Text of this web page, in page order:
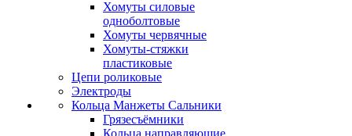
Хомуты силовые
одноболтовые
Хомуты червячные
Хомуты-стяжки
пластиковые
Цепи роликовые
Электроды
Кольца Манжеты Сальники
Грязесъёмники
Кольца направляющие